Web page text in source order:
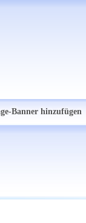
Banner hinzufügen